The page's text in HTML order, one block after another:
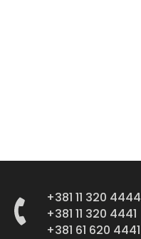
+381 11 320 4444
+381 11 320 4441
+381 61 620 4441